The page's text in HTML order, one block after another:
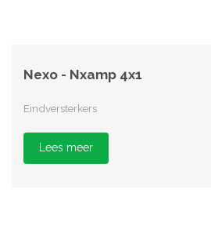
Nexo - Nxamp 4x1
Eindversterkers
Lees meer